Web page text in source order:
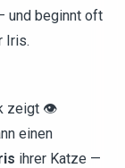
und beginnt oft
Iris.
zeigt 👁️
einen
ihrer Katze —